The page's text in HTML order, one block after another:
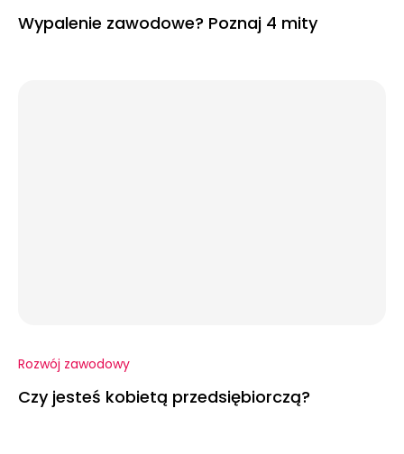
Wypalenie zawodowe? Poznaj 4 mity
Rozwój zawodowy
Czy jesteś kobietą przedsiębiorczą?